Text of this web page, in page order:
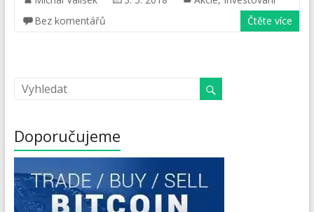
Bez komentářů
Čtěte více
Doporučujeme